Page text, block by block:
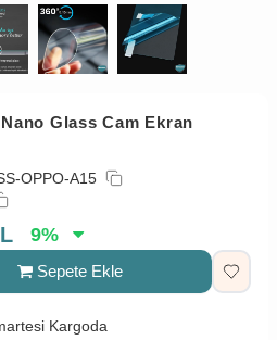
Glass Cam Ekran
OPPO-A15
9%
Sepete Ekle
Kargoda